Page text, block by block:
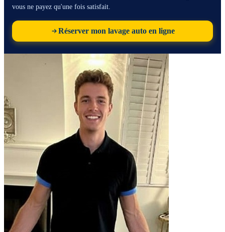
vous ne payez qu'une fois satisfait.
Réserver mon lavage auto en ligne